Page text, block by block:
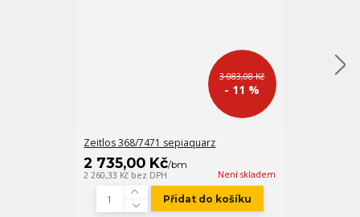
3 083,08 Kč
- 11 %
Zeitlos 368/7471 sepiaquarz
2 735,00 Kč/bm
2 260,33 Kč bez DPH Není skladem
Přidat do košíku